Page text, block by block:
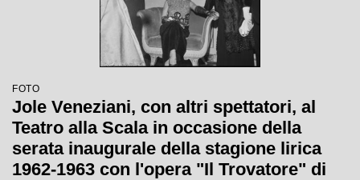
FOTO
Jole Veneziani, con altri spettatori, al
Teatro alla Scala in occasione della
serata inaugurale della stagione lirica
1962-1963 con l'opera "Il Trovatore" di